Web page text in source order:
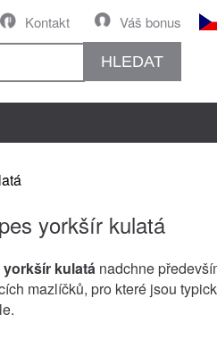
Váš bonus
Kontakt
HLEDAT
yorkšír kulatá
kulatá nadchne
mazlíčků, pro které jsou